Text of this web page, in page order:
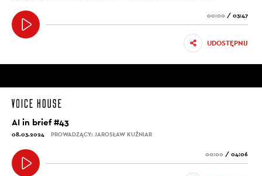
00:00 / 03:47
UDOSTĘPNIJ
AI in brief #43
08.03.2024 PROWADZĄCY: JAROSŁAW KUŹNIAR
00:00 / 04:06